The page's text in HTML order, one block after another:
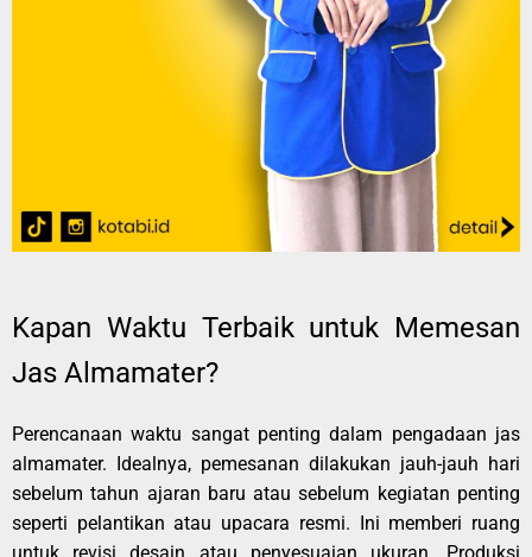
Kapan Waktu Terbaik untuk Memesan
Jas Almamater?
Perencanaan waktu sangat penting dalam pengadaan jas
almamater. Idealnya, pemesanan dilakukan jauh-jauh hari
sebelum tahun ajaran baru atau sebelum kegiatan penting
seperti pelantikan atau upacara resmi. Ini memberi ruang